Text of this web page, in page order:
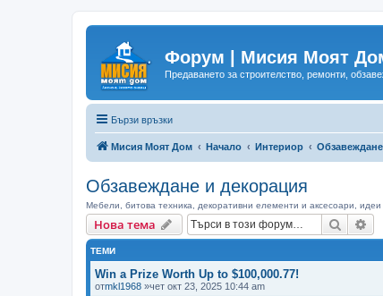
Форум | Мисия Моят
Предаването за строителство, ремонти,
Бързи връзки
Мисия Моят Дом Начало Интериор
Обзавеждане и декорация
Мебели, битова техника, декоративни елементи и аксесоари,
Нова тема Търсене
ТЕМИ
Win a Prize Worth Up to $100,000.77!
отmkl1968 »чет окт 23, 2025 10:44 am